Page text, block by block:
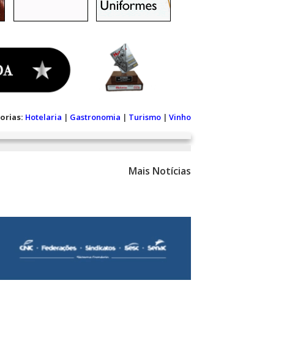
Hotelaria | Gastronomia | Turismo | Vinho
Mais Notícias